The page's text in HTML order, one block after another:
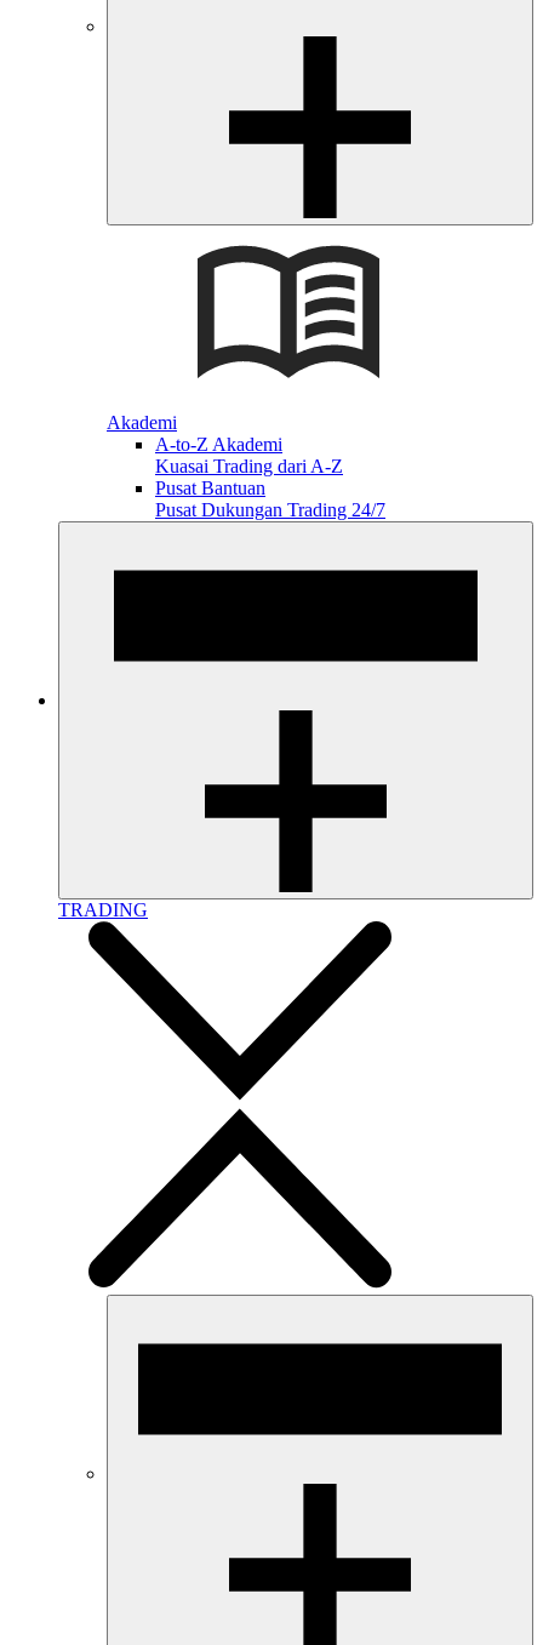
Akademi
A-to-Z Akademi
Kuasai Trading dari A-Z
Pusat Bantuan
Pusat Dukungan Trading 24/7
TRADING